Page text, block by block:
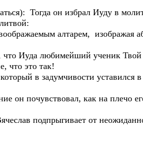
Тогда он избрал Иуду в
алтарем, изображая
Иуда любимейший ученик
что это так!
в задумчивости уставился
он почувствовал, как на плечо
подпрыгивает от